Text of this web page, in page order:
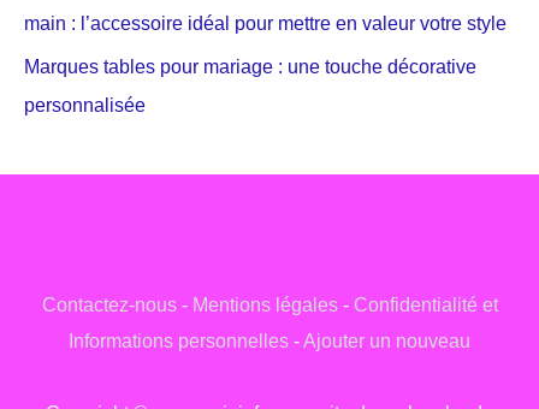
main : l’accessoire idéal pour mettre en valeur votre style
Marques tables pour mariage : une touche décorative
personnalisée
Contactez-nous- Mentions légales- Confidentialité et
Informations personnelles -Ajouter un nouveau